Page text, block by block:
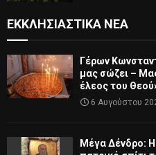
ΕΚΚΛΗΣΙΑΣΤΙΚΆ ΝΈΑ
Γέρων
μας σώζει –
έλεος του
6 Αυγούστου
Μέγα Δένδρο: Η